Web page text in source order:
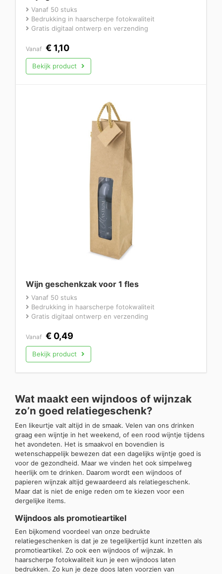
Vanaf 50 stuks
Bedrukking in haarscherpe fotokwaliteit
Gratis digitaal ontwerp en verzending
Vanaf € 1,10
Bekijk product
Wijn geschenkzak voor 1 fles
Vanaf 50 stuks
Bedrukking in haarscherpe fotokwaliteit
Gratis digitaal ontwerp en verzending
Vanaf € 0,49
Bekijk product
Wat maakt een wijndoos of wijnzak
zo’n goed relatiegeschenk?
Een likeurtje valt altijd in de smaak. Velen van ons drinken
graag een wijntje in het weekend, of een rood wijntje tijdens
het avondeten. Het is smaakvol en bovendien is
wetenschappelijk bewezen dat een dagelijks wijntje goed is
voor de gezondheid. Maar we vinden het ook simpelweg
heerlijk om te drinken. Daarom wordt een wijndoos of
papieren wijnzak altijd gewaardeerd als relatiegeschenk.
Maar dat is niet de enige reden om te kiezen voor een
dergelijke items.
Wijndoos als promotieartikel
Een bijkomend voordeel van onze bedrukte
relatiegeschenken is dat je ze tegelijkertijd kunt inzetten als
promotieartikel. Zo ook een wijndoos of wijnzak. In
haarscherpe fotokwaliteit kun je een wijndoos laten
bedrukken. Zo kun je deze doos laten voorzien van